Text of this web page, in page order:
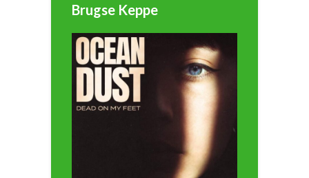
Brugse Keppe